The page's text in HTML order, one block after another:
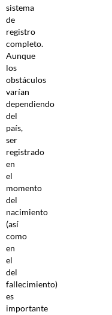
sistema
de
registro
completo.
Aunque
los
obstáculos
varían
dependiendo
del
país,
ser
registrado
en
el
momento
del
nacimiento
(así
como
en
el
del
fallecimiento)
es
importante